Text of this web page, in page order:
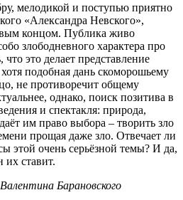
мелодикой и поступью приятно
«Александра Невского»,
концом. Публика живо
злободневного характера про
это делает представление
подобная дань скоморошьему
не противоречит общему
однако, поиск позитива в
и спектакля: природа,
им право выбора – творить зло
прощая даже зло. Отвечает ли
этой очень серьёзной темы? И да,
их ставит.
Барановского